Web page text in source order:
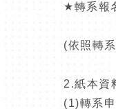
★轉系報
(依照轉
2.紙本資
(1)轉系